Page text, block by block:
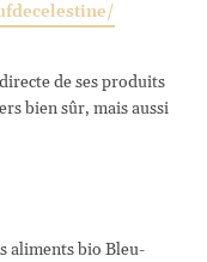
de ses produits
bien sûr, mais aussi
aliments bio Bleu-